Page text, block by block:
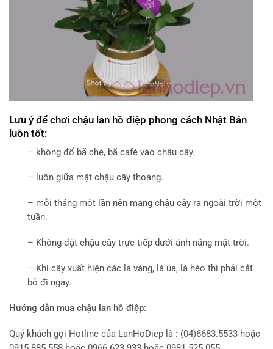
Lưu ý để chơi chậu lan hồ điệp phong cách Nhật Bản
luôn tốt:
– không đổ bã chè, bã café vào chậu cây.
– luôn giữa mặt chậu cây thoáng.
– mỗi tháng một lần nên mang chậu cây ra ngoài trời một
tuần.
– Không đặt chậu cây trực tiếp dưới ánh nắng mặt trời.
– Khi cây xuất hiện các lá vàng, lá úa, lá héo thì phải cắt
bỏ đi ngay.
Hướng dẫn mua chậu lan hồ điệp:
Quý khách gọi Hotline của LanHoDiep là : (04)6683.5533 hoặc